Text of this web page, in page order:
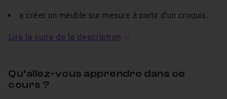
a créer un meuble sur mesure à partir d'un croquis,
préparer votre fichier Skechup,
Des notions élémentaires surSketchupsont
recommandées pour suivre ce
Lire la suite de la description
Qu’allez-vous apprendre dans ce
cours ?